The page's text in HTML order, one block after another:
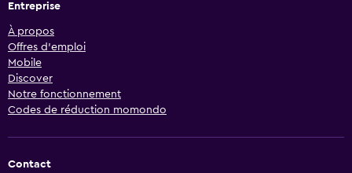
Entreprise
À propos
Offres d’emploi
Mobile
Discover
Notre fonctionnement
Codes de réduction momondo
Contact